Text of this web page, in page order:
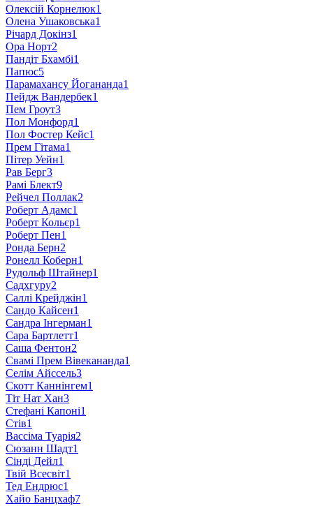
Олексій Корнелюк1
Олена Ушаковська1
Річард Докінз1
Ора Норт2
Пандіт Бхамбі1
Папюс5
Парамахансу Йогананда1
Пейдж Вандербек1
Пем Гроут3
Пол Монфорд1
Пол Фостер Кейс1
Прем Гітама1
Пітер Уейн1
Рав Берг3
Рамі Блект9
Рейчел Поллак2
Роберт Адамс1
Роберт Кольєр1
Роберт Пен1
Ронда Берн2
Ронелл Коберн1
Рудольф Штайнер1
Садхгуру2
Саллі Крейджін1
Сандо Кайсен1
Сандра Інгерман1
Сара Бартлетт1
Саша Фентон2
Свамі Прем Вівекананда1
Селім Айссель3
Скотт Каннінгем1
Тіт Нат Хан3
Стефані Капоні1
Стів1
Вассіма Туарія2
Сюзанн Шадт1
Сінді Дейл1
Твій Всесвіт1
Тед Ендрюс1
Хайо Банцхаф7